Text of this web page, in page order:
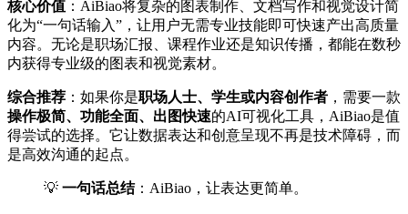
核心价值 ：AiBiao将复杂的图表制作、文档写作和视觉设计简
化为“一句话输入”，让用户无需专业技能即可快速产出高质量
内容。无论是职场汇报、课程作业还是知识传播，都能在数秒
内获得专业级的图表和视觉素材。
综合推荐 ：如果你是职场人士、学生或内容创作者 ，需要一款
操作极简、功能全面、出图快速的AI可视化工具，AiBiao是值
得尝试的选择。它让数据表达和创意呈现不再是技术障碍，而
是高效沟通的起点。
💡 一句话总结：AiBiao，让表达更简单。